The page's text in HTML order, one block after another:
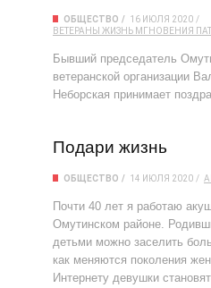
ОБЩЕСТВО
16 ИЮЛЯ 2020
ВЕТЕРАНЫ ЖИЗНЬ МГНОВЕНИЯ
Бывший председатель
ветеранской организации
Неборская принимает
Подари жизнь
ОБЩЕСТВО 14 ИЮЛЯ 2020
Почти 40 лет я работаю
Омутинском районе.
детьми можно заселить
как меняются поколения
Интернету девушки